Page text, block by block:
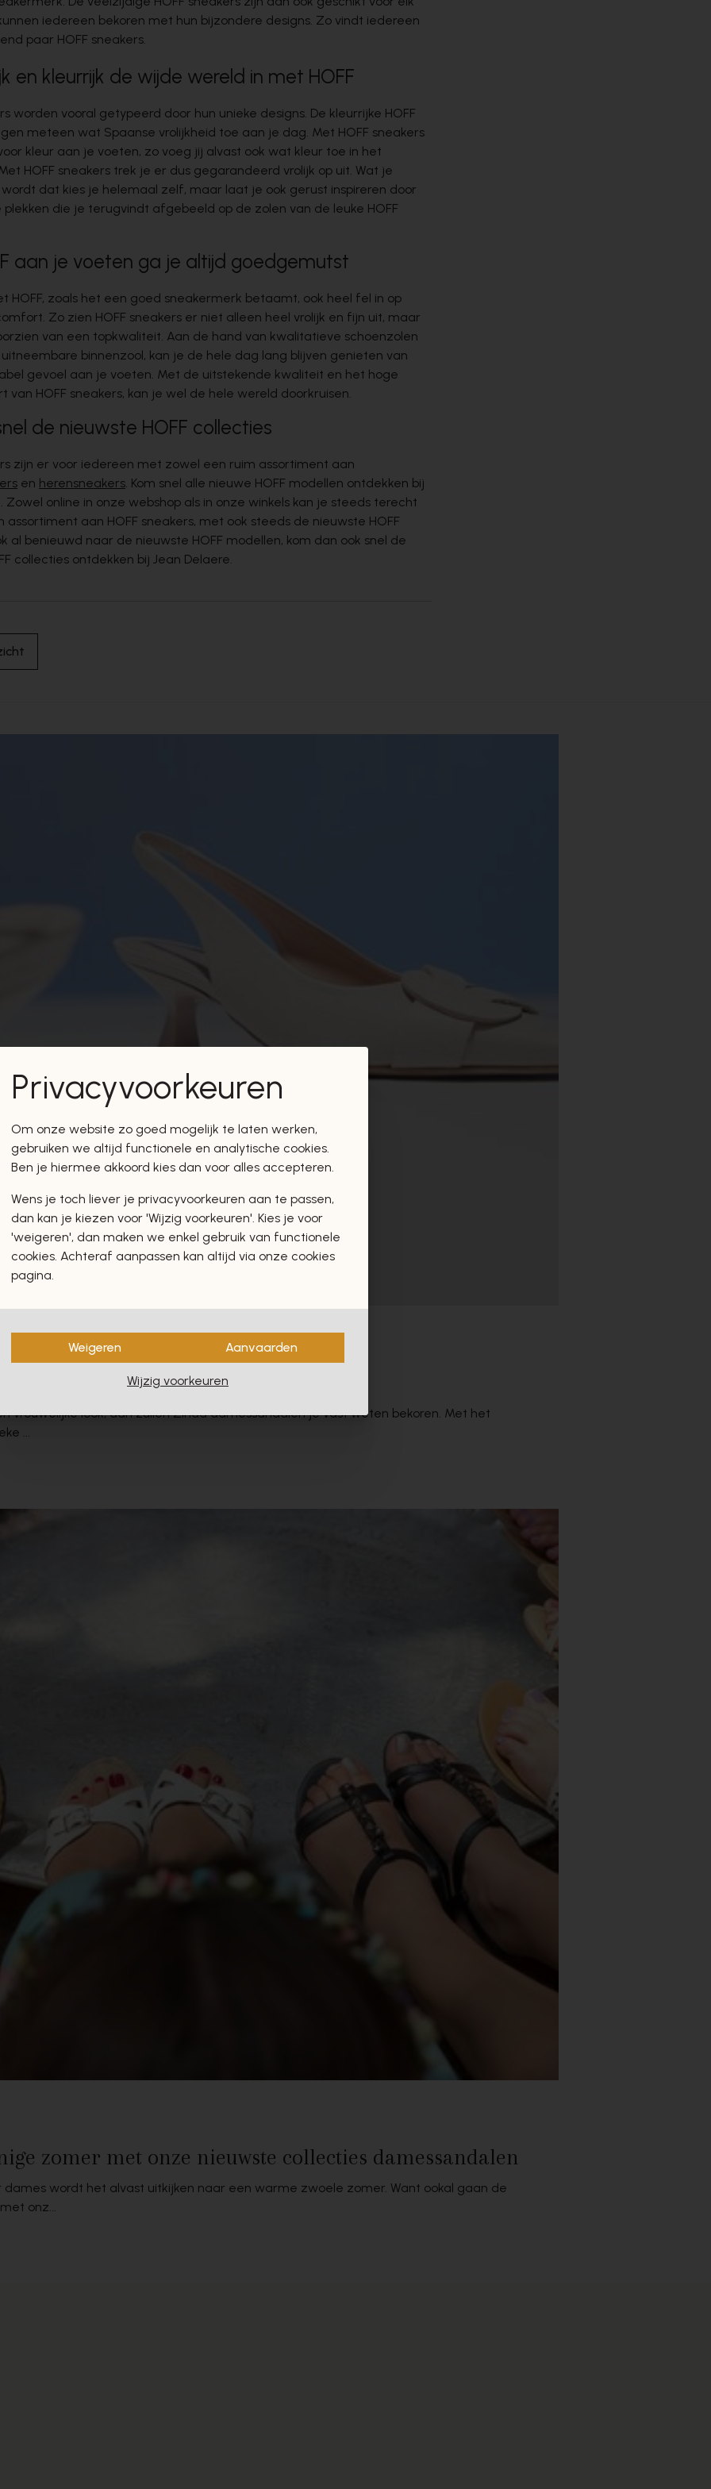
iedereen bekoren met hun bijzondere designs. Zo vindt iedereen
paar HOFF sneakers.
en kleurrijk de wijde wereld in met HOFF
worden vooral getypeerd door hun unieke designs. De kleurrijke HOFF
meteen wat Spaanse vrolijkheid toe aan je dag. Met HOFF sneakers
kleur aan je voeten, zo voeg jij alvast ook wat kleur toe in het
HOFF sneakers trek je er dus gegarandeerd vrolijk op uit. Wat je
dat kies je helemaal zelf, maar laat je ook gerust inspireren door
plekken die je terugvindt afgebeeld op de zolen van de leuke HOFF
aan je voeten ga je altijd goedgemutst
HOFF, zoals het een goed sneakermerk betaamt, ook heel fel in op
Zo zien HOFF sneakers er niet alleen heel vrolijk en fijn uit, maar
van een topkwaliteit. Aan de hand van kwalitatieve schoenzolen
binnenzool, kan je de hele dag lang blijven genieten van
gevoel aan je voeten. Met de uitstekende kwaliteit en het hoge
van HOFF sneakers, kan je wel de hele wereld doorkruisen.
de nieuwste HOFF collecties
zijn er voor iedereen met zowel een ruim assortiment aan
en herensneakers. Kom snel alle nieuwe HOFF modellen ontdekken bij
Zowel online in onze webshop als in onze winkels kan je steeds terecht
assortiment aan HOFF sneakers, met ook steeds de nieuwste HOFF
al benieuwd naar de nieuwste HOFF modellen, kom dan ook snel de
collecties ontdekken bij Jean Delaere.
je nieuwe Zinda sandalen aan
vrouwelijke look, dan zullen Zinda damessandalen je vast weten bekoren. Met het
...
zomer met onze nieuwste collecties damessandalen
dames wordt het alvast uitkijken naar een warme zwoele zomer. Want ookal gaan de
onz...
Privacyvoorkeuren
Om onze website zo goed mogelijk te laten werken,
gebruiken we altijd functionele en analytische cookies.
Ben je hiermee akkoord kies dan voor alles accepteren.
Wens je toch liever je privacyvoorkeuren aan te passen,
dan kan je kiezen voor 'Wijzig voorkeuren'. Kies je voor
'weigeren', dan maken we enkel gebruik van functionele
cookies. Achteraf aanpassen kan altijd via onze cookies
pagina.
Weigeren Aanvaarden
Wijzig voorkeuren